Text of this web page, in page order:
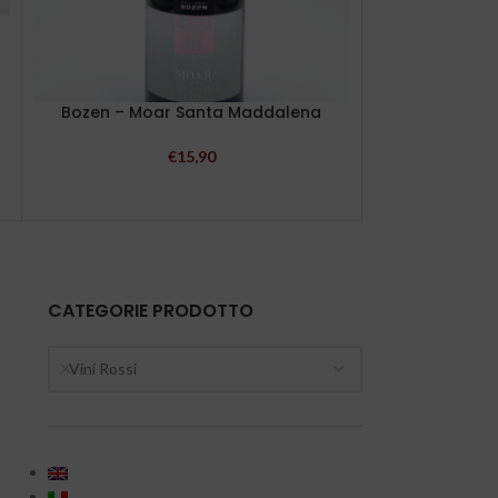
Bozen – Moar Santa Maddalena
€15,90
CATEGORIE PRODOTTO
Vini Rossi